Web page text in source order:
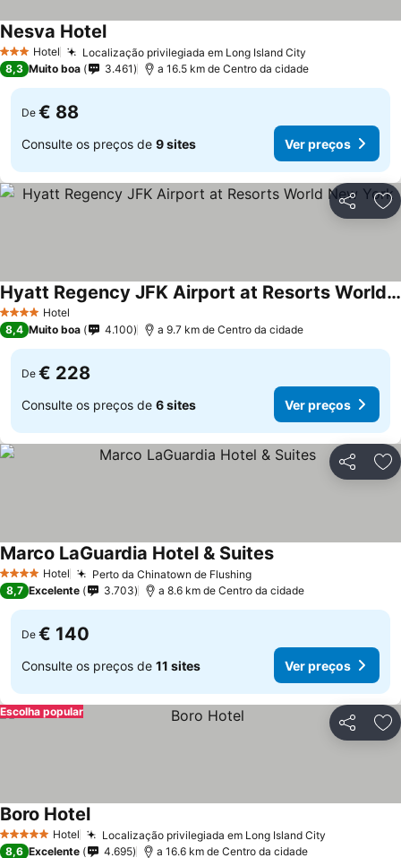
3 EstrelasHotel Localização privilegiada em Long Island City
Nesva Hotel
8,3 Muito boa 3.461 a 16.5 km de Centro da cidade
De € 88
Consulte os preços de 9 sites Ver preços
Partilhar
4 EstrelasHotel
Hyatt Regency JFK Airport at Resorts World New York
8,4 Muito boa 4.100 a 9.7 km de Centro da cidade
De € 228
Consulte os preços de 6 sites Ver preços
Partilhar
4 EstrelasHotel Perto da Chinatown de Flushing
Marco LaGuardia Hotel & Suites
8,7 Excelente 3.703 a 8.6 km de Centro da cidade
De € 140
Consulte os preços de 11 sites Ver preços
Partilhar
Escolha popular
5 Estrelas Hotel Localização privilegiada em Long Island City
Boro Hotel
8,6 Excelente 4.695 a 16.6 km de Centro da cidade